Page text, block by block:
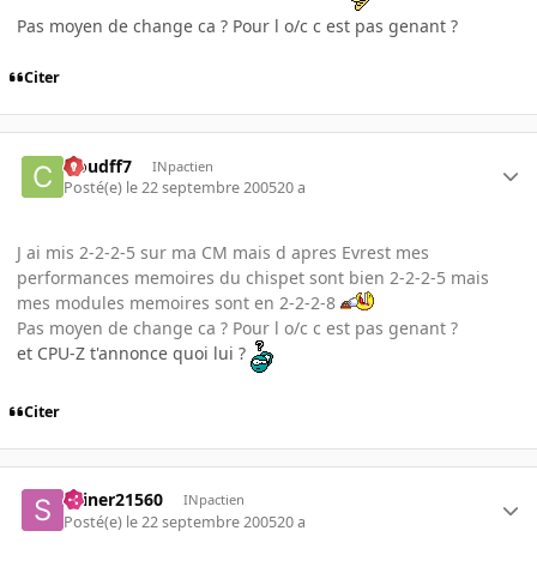
Pas moyen de change ca ? Pour l o/c c est pas genant ?
Citer
cloudff7 INpactien
Posté(e) le 22 septembre 200520 a
J ai mis 2-2-2-5 sur ma CM mais d apres Evrest mes
performances memoires du chispet sont bien 2-2-2-5 mais
mes modules memoires sont en 2-2-2-8
Pas moyen de change ca ? Pour l o/c c est pas genant ?
et CPU-Z t'annonce quoi lui ?
Citer
skiner21560 INpactien
Posté(e) le 22 septembre 200520 a